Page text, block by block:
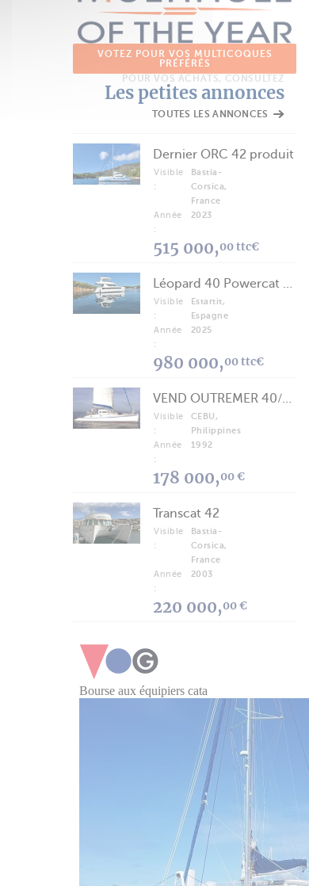
VOTEZ POUR VOS MULTICOQUES
PRÉFÉRÉS
POUR VOS ACHATS, CONSULTEZ
Les petites annonces
TOUTES LES ANNONCES
Dernier ORC 42 produit
Visible
:
Bastia-
Corsica,
France
Année
:
2023
515 000,00 ttc€
Visible
:
Estartit,
Espagne
Année
:
2025
980 000,00 ttc€
Visible
:
CEBU,
Philippines
Année
:
1992
178 000,00 €
Transcat 42
Visible
:
Bastia-
Corsica,
France
Année
:
2003
220 000,00 €